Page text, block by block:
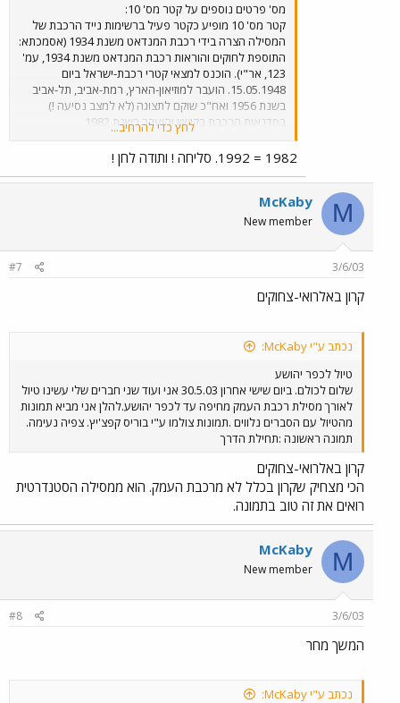
מס' פרטים נוספים על קטר מס' 10:
קטר מס' 10 מופיע כקטר פעיל ברשימות נייד הרכבת של
המסילה הצרה בידי רכבת המנדאט משנת 1934 (אסמכתא:
התוספת לחוקים והוראות רכבת המנדאט משנת 1934, עמ'
123, אר"י). הוכנס למצאי קטרי רכבת-ישראל ביום
15.05.1948. הועבר למוזיאון-הארץ, רמת-אביב, תל-אביב
בשנת 1956 ואח"כ שוקם לתצוגה (לא למצב נסיעה !)
בסדנאות הרכבת בקישון והועבר בשנת 1982
למוזיאון-הרכבת בתחנת- הרכבת חיפה-מזרח, שם הוא מוצג
כיום בתוך מוסך הקטרים החיג'אזי ששוקם ונפתח למבקרים
קטר זה בגודל HO הכולל צביעה בצבע שחור נבנה ומופעל
על-ידי ירון דוזטס (יהוד).
לחץ כדי להרחיב...
1982 = 1992. סליחה ! ותודה לחן !
M
McKaby
New member
3/6/03
#7
קרון באלרואי-צחוקים
נכתב ע"י McKaby:
טיול לכפר יהושע
שלום לכולם. ביום שישי אחרון 30.5.03 אני ועוד שני חברים שלי עשינו טיול
לאורך מסילת רכבת העמק מחיפה עד לכפר יהושע.להלן אני מביא תמונות
מהטיול עם הסברים נלווים .תמונות צולמו ע"י בוריס קפצ'יץ. צפיה נעימה.
תמונה ראשונה :תחילת הדרך
קרון באלרואי-צחוקים
הכי מצחיק שקרון בכלל לא מרכבת העמק. הוא ממסילה הסטנדרטית
רואים את זה טוב בתמונה.
M
McKaby
New member
3/6/03
#8
המשך מחר
נכתב ע"י McKaby: